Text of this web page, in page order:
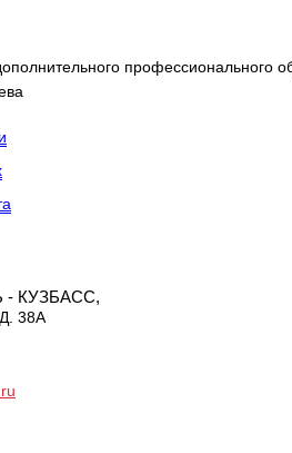
профессионального
- КУЗБАСС,
38А